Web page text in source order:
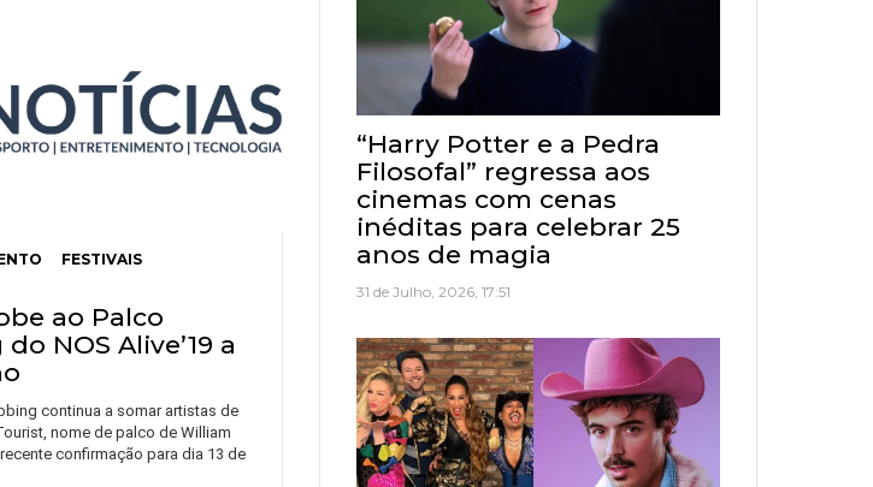
FESTIVAIS
ao Palco
NOS Alive’19 a
continua a somar artistas de
nome de palco de William
confirmação para dia 13 de
“Harry Potter e a Pedra
Filosofal” regressa aos
cinemas com cenas
inéditas para celebrar 25
anos de magia
31 de Julho, 2026, 17:51